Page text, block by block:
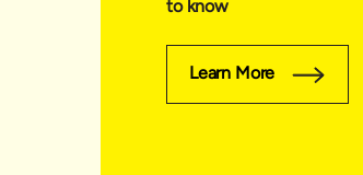
to know
Learn More